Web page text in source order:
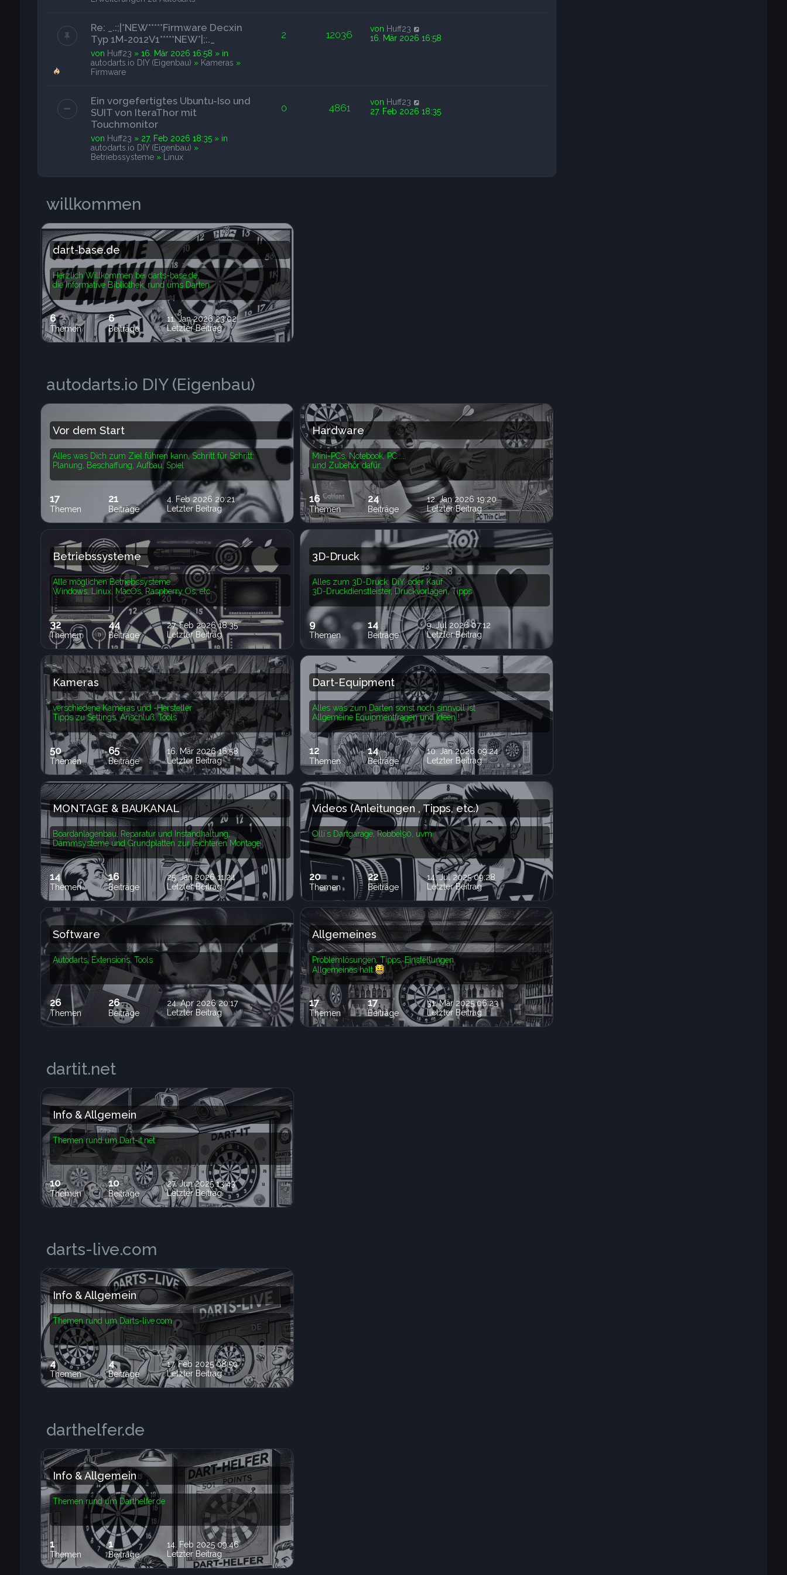
Re: _.:;|*NEW*****Firmware Decxin
Typ 1M-2012V1*****NEW*|;:._
von Huff23 » 16. Mär 2026 16:58 » in
autodarts.io DIY (Eigenbau) » Kameras »
Firmware
2 12036 von Huff23
16. Mär 2026 16:58
Ein vorgefertigtes Ubuntu-Iso und
SUIT von IteraThor mit
Touchmonitor
von Huff23 » 27. Feb 2026 18:35 » in
autodarts.io DIY (Eigenbau) »
Betriebssysteme» Linux
0 4861 von Huff23
27. Feb 2026 18:35
willkommen
dart-base.de
Herzlich Willkommen bei darts-base.de,
die Informative Bibliothek, rund ums Darten
6
Themen
6
Beiträge
11. Jan 2026 23:02
Letzter Beitrag
autodarts.io DIY (Eigenbau)
Vor dem Start
Alles was Dich zum Ziel führen kann, Schritt für Schritt:
Planung, Beschaffung, Aufbau, Spiel
17
Themen
21
Beiträge
4. Feb 2026 20:21
Letzter Beitrag
Hardware
Mini-PCs, Notebook, PC.....
und Zubehör dafür...
16
Themen
24
Beiträge
12. Jan 2026 19:20
Letzter Beitrag
Betriebssysteme
Alle möglichen Betriebssysteme
Windows, Linux, MacOs, Raspberry Os, etc.
32
Themen
44
Beiträge
27. Feb 2026 18:35
Letzter Beitrag
3D-Druck
Alles zum 3D-Druck: DiY, oder Kauf
3D-Druckdienstleister, Druckvorlagen, Tipps
9
Themen
14
Beiträge
9. Jul 2026 07:12
Letzter Beitrag
Kameras
verschiedene Kameras und -Hersteller
Tipps zu Settings, Anschluß, Tools
50
Themen
65
Beiträge
16. Mär 2026 16:58
Letzter Beitrag
Dart-Equipment
Alles was zum Darten sonst noch sinnvoll ist
Allgemeine Equipmentfragen und Ideen !
12
Themen
14
Beiträge
10. Jan 2026 09:24
Letzter Beitrag
MONTAGE & BAUKANAL
Boardanlagenbau, Reparatur und Instandhaltung,
Dämmsysteme und Grundplatten zur leichteren Montage
14
Themen
16
Beiträge
25. Jan 2026 11:24
Letzter Beitrag
Videos (Anleitungen , Tipps, etc.)
Olli´s Dartgarage, Robbel90, uvm
20
Themen
22
Beiträge
14. Jul 2025 09:28
Letzter Beitrag
Software
Autodarts, Extensions, Tools
26
Themen
26
Beiträge
24. Apr 2026 20:17
Letzter Beitrag
Allgemeines
Problemlösungen, Tipps, Einstellungen
Allgemeines halt
17
Themen
17
Beiträge
31. Mär 2025 06:23
Letzter Beitrag
dartit.net
Info & Allgemein
Themen rund um Dart-it.net
10
Themen
10
Beiträge
27. Jun 2025 13:43
Letzter Beitrag
darts-live.com
Info & Allgemein
Themen rund um Darts-live.com
4
Themen
4
Beiträge
17. Feb 2025 08:50
Letzter Beitrag
darthelfer.de
Info & Allgemein
Themen rund um Darthelfer.de
1
Themen
1
Beiträge
14. Feb 2025 09:46
Letzter Beitrag